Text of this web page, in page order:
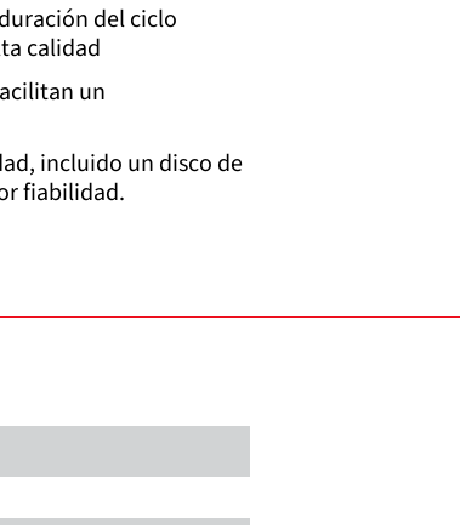
del ciclo
calidad
un
incluido un disco de
fiabilidad.